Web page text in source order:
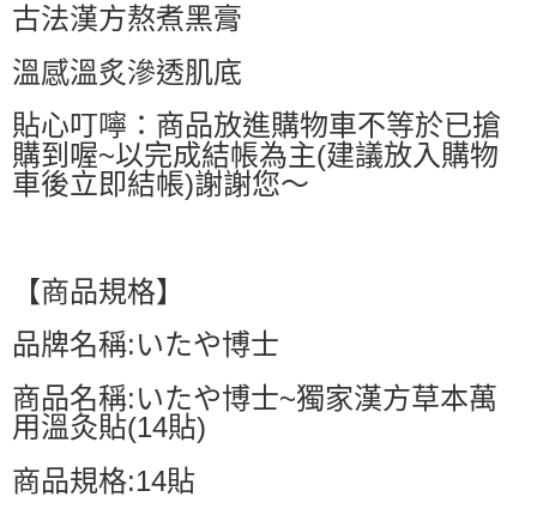
每筆NT$60，滿NT$599(含以上)免運費
7-11付款取貨
每筆NT$60，滿NT$599(含以上)免運費
付款後7-11取貨
每筆NT$60，滿NT$599(含以上)免運費
國家/地區配送0330
古法漢方熬煮黑膏
溫感溫炙滲透肌底
貼心叮嚀：商品放進購物車不等於已搶
購到喔~以完成結帳為主(建議放入購物
車後立即結帳)謝謝您～
【商品規格】
品牌名稱:いたや博士
商品名稱:いたや博士~獨家漢方草本萬
用溫灸貼(14貼)
商品規格:14貼